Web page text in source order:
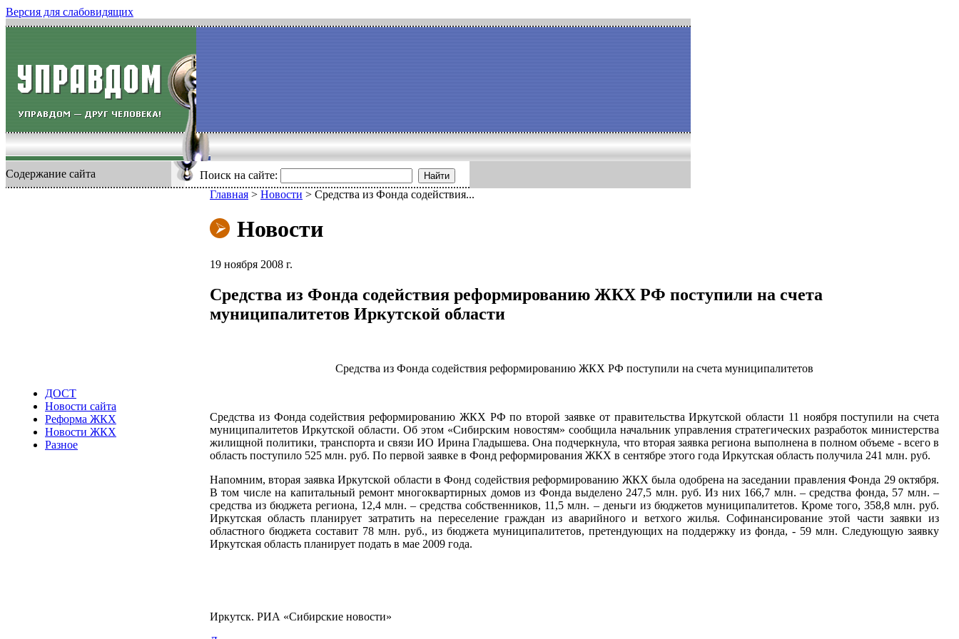
Версия для слабовидящих
Содержание сайта Поиск на сайте: Найти
ДОСТ
Новости сайта
Реформа ЖКХ
Новости ЖКХ
Разное
Главная > Новости > Средства из Фонда содействия...
Новости
19 ноября 2008 г.
Средства из Фонда содействия реформированию ЖКХ РФ поступили на счета
муниципалитетов Иркутской области
Средства из Фонда содействия реформированию ЖКХ РФ поступили на счета муниципалитетов
Средства из Фонда содействия реформированию ЖКХ РФ по второй заявке от правительства Иркутской области 11 ноября поступили на счета
муниципалитетов Иркутской области. Об этом «Сибирским новостям» сообщила начальник управления стратегических разработок министерства
жилищной политики, транспорта и связи ИО Ирина Гладышева. Она подчеркнула, что вторая заявка региона выполнена в полном объеме - всего в
область поступило 525 млн. руб. По первой заявке в Фонд реформирования ЖКХ в сентябре этого года Иркутская область получила 241 млн. руб.
Напомним, вторая заявка Иркутской области в Фонд содействия реформированию ЖКХ была одобрена на заседании правления Фонда 29 октября.
В том числе на капитальный ремонт многоквартирных домов из Фонда выделено 247,5 млн. руб. Из них 166,7 млн. – средства фонда, 57 млн. –
средства из бюджета региона, 12,4 млн. – средства собственников, 11,5 млн. – деньги из бюджетов муниципалитетов. Кроме того, 358,8 млн. руб.
Иркутская область планирует затратить на переселение граждан из аварийного и ветхого жилья. Софинансирование этой части заявки из
областного бюджета составит 78 млн. руб., из бюджета муниципалитетов, претендующих на поддержку из фонда, - 59 млн. Следующую заявку
Иркутская область планирует подать в мае 2009 года.
Иркутск. РИА «Сибирские новости»